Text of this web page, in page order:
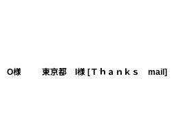
O様
東京都 I様 [Ｔｈａｎｋｓ mail ]